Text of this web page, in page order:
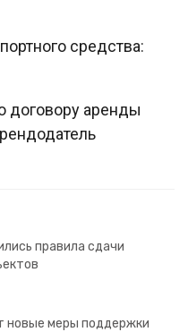
средства:
договору аренды
правила сдачи
новые меры поддержки